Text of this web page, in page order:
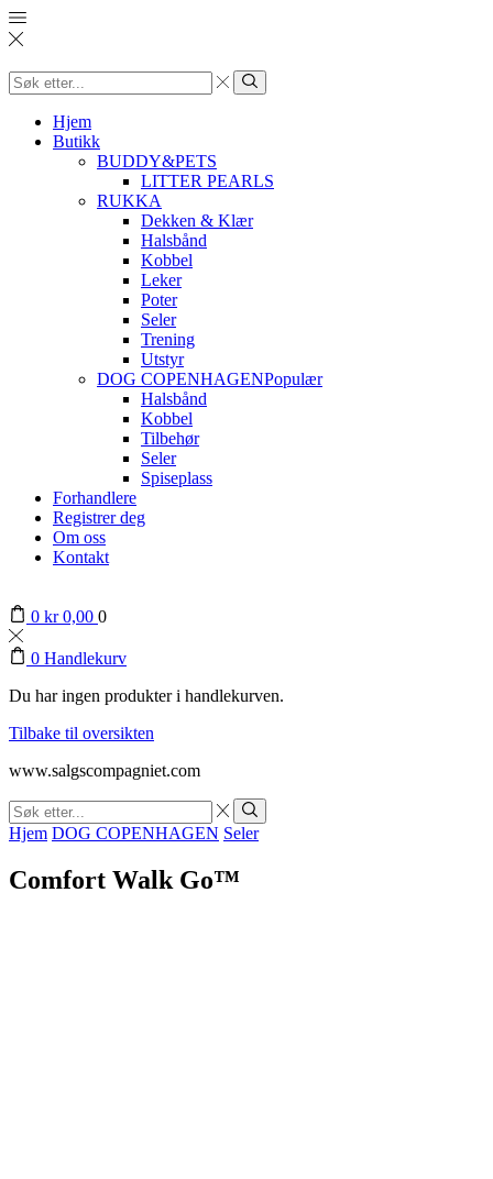
Search
input
Søk
Hjem
Butikk
BUDDY&PETS
LITTER PEARLS
RUKKA
Dekken & Klær
Halsbånd
Kobbel
Leker
Poter
Seler
Trening
Utstyr
DOG COPENHAGENPopulær
Halsbånd
Kobbel
Tilbehør
Seler
Spiseplass
Forhandlere
Registrer deg
Om oss
Kontakt
0 kr0,00 0
0 Handlekurv
Du har ingen produkter i handlekurven.
Tilbake til oversikten
www.salgscompagniet.com
Search
input
Søk
Hjem DOG COPENHAGEN Seler
Comfort Walk Go™